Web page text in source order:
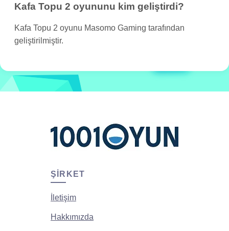
Kafa Topu 2 oyununu kim geliştirdi?
Kafa Topu 2 oyunu Masomo Gaming tarafından
geliştirilmiştir.
ŞIRKET
İletişim
Hakkımızda